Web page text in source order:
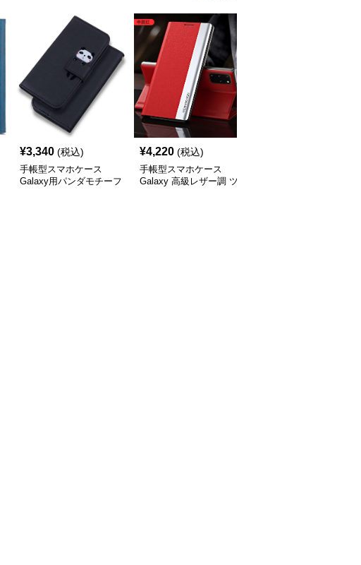
¥3,340 (税込)
手帳型スマホケース
Galaxy用パンダモチーフ
¥4,220 (税込)
手帳型スマホケース
Galaxy 高級レザー調 ツ